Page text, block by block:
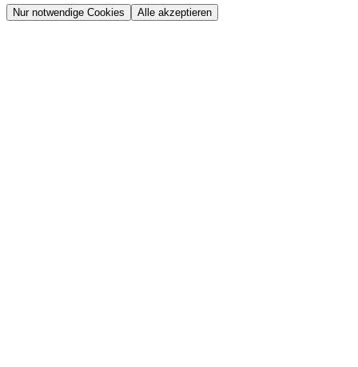
Nur notwendige Cookies Alle akzeptieren